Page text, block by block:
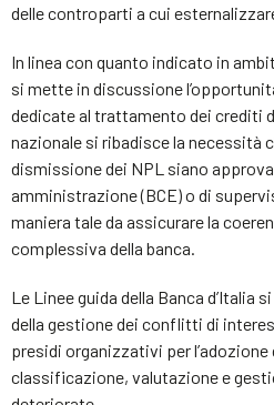
delle controparti a cui
In linea con quanto indicato in
si mette in discussione
dedicate al trattamento dei crediti
nazionale si ribadisce la necessità
dismissione dei NPL siano
amministrazione (BCE) o di
maniera tale da assicurare la
complessiva della banca.
Le Linee guida della Banca d’Italia
della gestione dei conflitti di
presidi organizzativi per l’adozione
classificazione, valutazione e